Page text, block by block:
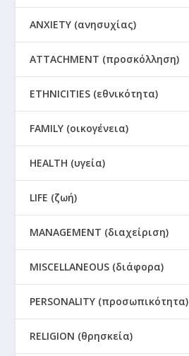
ANXIETY (ανησυχίας)
ATTACHMENT (προσκόλληση)
ETHNICITIES (εθνικότητα)
FAMILY (οικογένεια)
HEALTH (υγεία)
LIFE (ζωή)
MANAGEMENT (διαχείριση)
MISCELLANEOUS (διάφορα)
PERSONALITY (προσωπικότητα)
RELIGION (θρησκεία)